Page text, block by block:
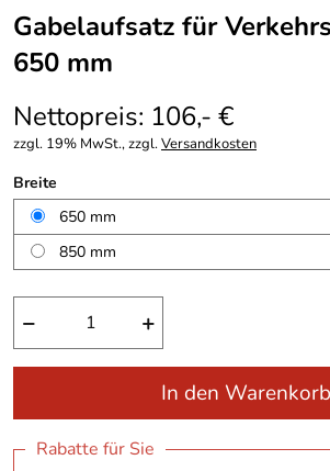
Gabelaufsatz für
650 mm
Nettopreis: 106,- €
zzgl. 19% MwSt., zzgl.Versandkosten
Breite
650 mm
850 mm
− +
In den Warenkorb
Rabatte für Sie